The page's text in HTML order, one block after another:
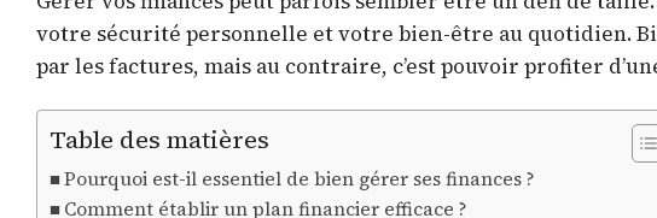
votre sécurité personnelle et votre bien-être au quotidien.
par les factures, mais au contraire, c’est pouvoir profiter
Table des matières
Pourquoi est-il essentiel de bien gérer ses finances ?
Comment établir un plan financier efficace ?